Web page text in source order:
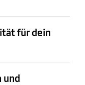
für dein
und